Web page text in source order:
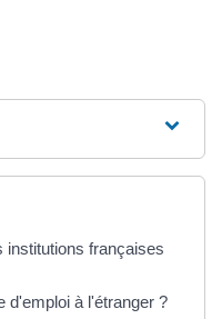
institutions françaises
d'emploi à l'étranger ?